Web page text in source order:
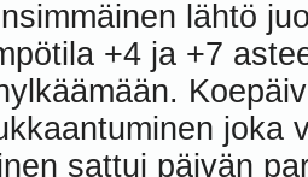
lähtö
+4 ja +7
joka
sattui päivän